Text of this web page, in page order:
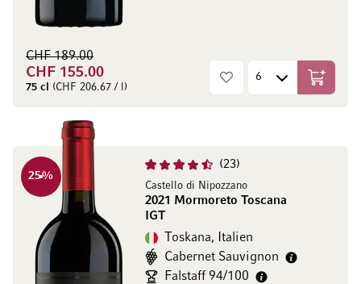
CHF 155.00
CHF 189.00
75 cl (CHF 206.67 / l) In den
23
Castello di Nipozzano
2021 Mormoreto Toscana
IGT
25%
Toskana, Italien
Cabernet Sauvignon
Falstaff 94/100